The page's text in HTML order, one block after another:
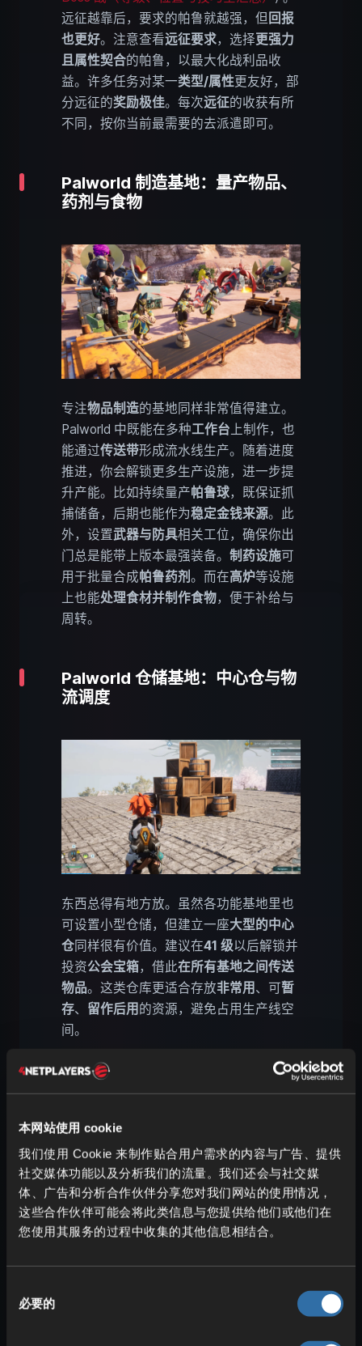
本网站使用 cookie
我们使用 Cookie 来制作贴合用户需求的内容与广告、提供
社交媒体功能以及分析我们的流量。我们还会与社交媒
体、广告和分析合作伙伴分享您对我们网站的使用情况，
这些合作伙伴可能会将此类信息与您提供给他们或他们在
您使用其服务的过程中收集的其他信息相结合。
必要的
远征越靠后，要求的帕鲁就越强，但 回报
也更好。注意查看远征要求，选择更强力
且属性契合的帕鲁，以最大化战利品收
益。许多任务对某一类型/属性更友好，部
分远征的奖励极佳。每次远征的收获有所
不同，按你当前最需要的去派遣即可。
Palworld 制造基地：量产物品、
药剂与食物
专注物品制造的基地同样非常值得建立。
Palworld 中既能在多种工作台上制作，也
能通过传送带形成流水线生产。随着进度
推进，你会解锁更多生产设施，进一步提
升产能。比如持续量产帕鲁球，既保证抓
捕储备，后期也能作为稳定金钱来源。此
外，设置武器与防具相关工位，确保你出
门总是能带上版本最强装备。 制药设施可
用于批量合成帕鲁药剂 。而在高炉等设施
上也能处理食材并制作食物，便于补给与
周转。
Palworld 仓储基地：中心仓与物
流调度
东西总得有地方放。虽然各功能基地里也
可设置小型仓储，但建立一座大型的中心
仓 同样很有价值。建议在41 级以后解锁并
投资公会宝箱，借此在所有基地之间传送
物品。这类仓库更适合存放非常用 、可暂
存、 留作后用 的资源，避免占用生产线空
间。
Palworld 牧场基地：饲养产出与